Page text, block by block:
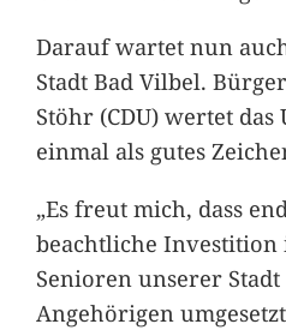
Darauf wartet nun
Stadt Bad Vilbel.
Stöhr (CDU) wertet
einmal als gutes
„Es freut mich, dass
beachtliche Investition
Senioren unserer
Angehörigen